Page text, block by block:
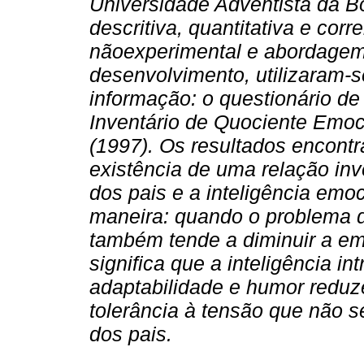
descritiva, quantitativa e
nãoexperimental e
desenvolvimento, utilizaram-
informação: o questionário
Inventário de Quociente
(1997). Os resultados
existência de uma relação
dos pais e a inteligência
maneira: quando o problema
também tende a diminuir a
significa que a inteligência
adaptabilidade e humor
tolerância à tensão que não
dos pais.